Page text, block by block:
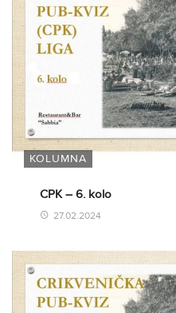
KOLUMNA
CPK – 6. kolo
27.02.2024